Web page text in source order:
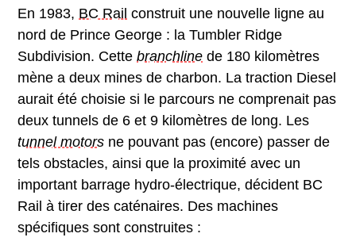
En 1983, BC Rail construit une nouvelle ligne au
nord de Prince George : la Tumbler Ridge
Subdivision. Cette branchline de 180 kilomètres
mène a deux mines de charbon. La traction Diesel
aurait été choisie si le parcours ne comprenait pas
deux tunnels de 6 et 9 kilomètres de long. Les
tunnel motors ne pouvant pas (encore) passer de
tels obstacles, ainsi que la proximité avec un
important barrage hydro-électrique, décident BC
Rail à tirer des caténaires. Des machines
spécifiques sont construites :